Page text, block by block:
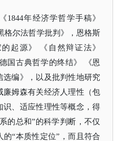
1844年经济学哲学手稿》
格尔法哲学批判》，恩格斯
起源》 《自然辩证法》
国古典哲学的终结》 《恩
编》，以及批判性地研究
姆森有关经济人理性（包
、适应性理性等概念，得
的总和”的科学判断，不仅
“本质性定位”，而且符合